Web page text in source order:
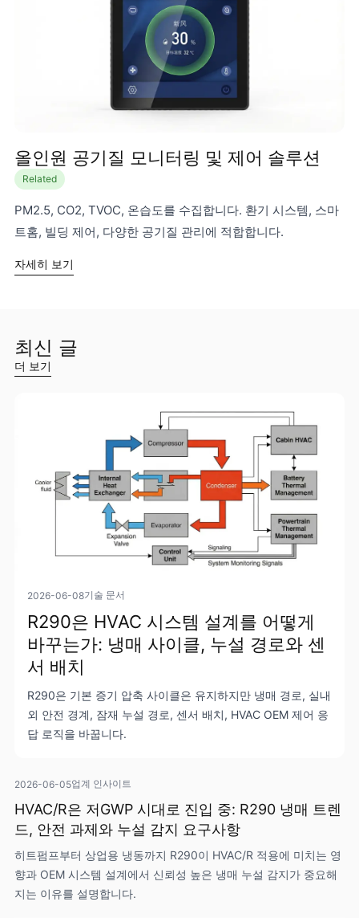
올인원 공기질 모니터링 및 제어 솔루션
Related
PM2.5, CO2, TVOC, 온습도를 수집합니다. 환기 시스템, 스마
트홈, 빌딩 제어, 다양한 공기질 관리에 적합합니다.
자세히 보기
최신 글
더 보기
2026-06-08기술 문서
R290은 HVAC 시스템 설계를 어떻게
바꾸는가: 냉매 사이클, 누설 경로와 센
서 배치
R290은 기본 증기 압축 사이클은 유지하지만 냉매 경로, 실내
외 안전 경계, 잠재 누설 경로, 센서 배치, HVAC OEM 제어 응
답 로직을 바꿉니다.
2026-06-05업계 인사이트
HVAC/R은 저GWP 시대로 진입 중: R290 냉매 트렌
드, 안전 과제와 누설 감지 요구사항
히트펌프부터 상업용 냉동까지 R290이 HVAC/R 적용에 미치는 영
향과 OEM 시스템 설계에서 신뢰성 높은 냉매 누설 감지가 중요해
지는 이유를 설명합니다.